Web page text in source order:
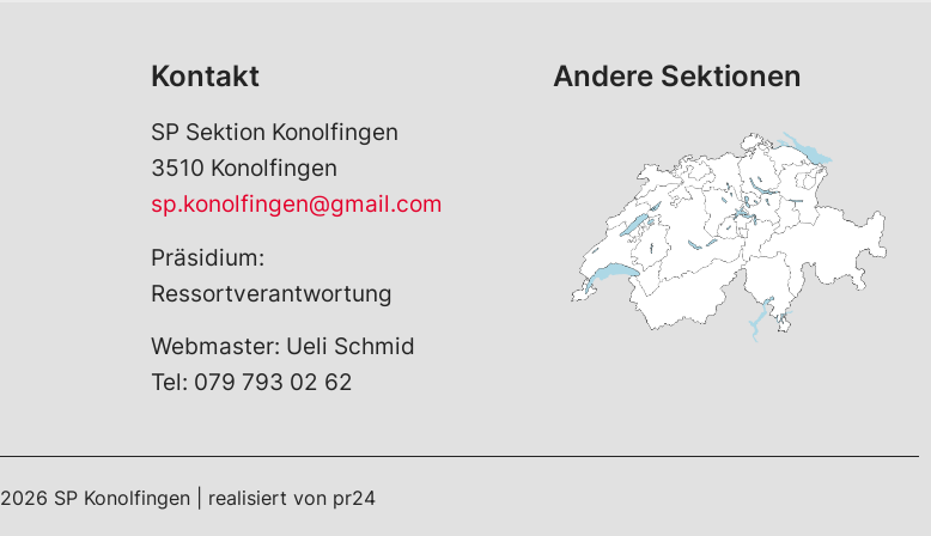
Kontakt
SP Sektion Konolfingen
3510 Konolfingen
sp.konolfingen@gmail.com
Präsidium:
Ressortverantwortung
Webmaster: Ueli Schmid
Tel: 079 793 02 62
Andere Sektionen
2026 SP Konolfingen | realisiert von pr24